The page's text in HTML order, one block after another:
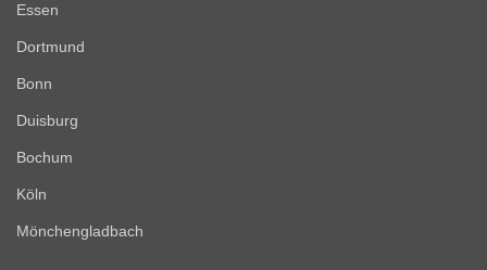
Essen
Dortmund
Bonn
Duisburg
Bochum
Köln
Mönchengladbach